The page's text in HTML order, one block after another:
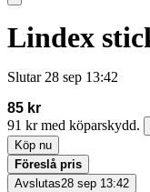
Lindex
Slutar 28 sep 13:42
85 kr
91 kr med köparskydd.
Köp nu
Föreslå pris
Avslutas28 sep 13:42